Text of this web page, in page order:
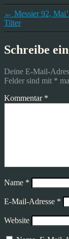
← Messier 92,
Tilter
Schreibe
Deine E-Mail-
Felder sind mit *
Kommentar *
Name *
E-Mail-Adresse *
Website